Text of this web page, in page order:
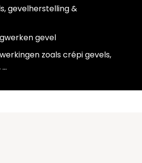
gevelherstelling &
gevel
zoals crépi gevels,